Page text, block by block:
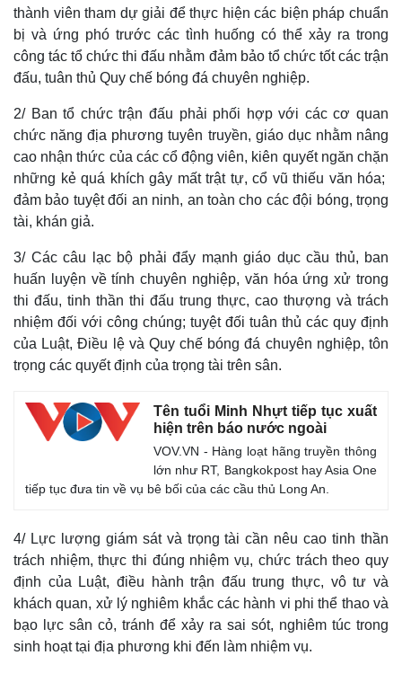
Thế giới
Cuộc sống đó đây
Hồ sơ
Ảnh
E-Magazine
Infographic
thành viên tham dự giải để thực hiện các biện pháp chuẩn
bị và ứng phó trước các tình huống có thể xảy ra trong
công tác tổ chức thi đấu nhằm đảm bảo tổ chức tốt các trận
đấu, tuân thủ Quy chế bóng đá chuyên nghiệp.
2/ Ban tổ chức trận đấu phải phối hợp với các cơ quan
chức năng địa phương tuyên truyền, giáo dục nhằm nâng
cao nhận thức của các cổ động viên, kiên quyết ngăn chặn
những kẻ quá khích gây mất trật tự, cổ vũ thiếu văn hóa;
đảm bảo tuyệt đối an ninh, an toàn cho các đội bóng, trọng
tài, khán giả.
3/ Các câu lạc bộ phải đẩy mạnh giáo dục cầu thủ, ban
huấn luyện về tính chuyên nghiệp, văn hóa ứng xử trong
thi đấu, tinh thần thi đấu trung thực, cao thượng và trách
nhiệm đối với công chúng; tuyệt đối tuân thủ các quy định
của Luật, Điều lệ và Quy chế bóng đá chuyên nghiệp, tôn
trọng các quyết định của trọng tài trên sân.
Tên tuổi Minh Nhựt tiếp tục xuất
hiện trên báo nước ngoài
VOV.VN - Hàng loạt hãng truyền thông
lớn như RT, Bangkokpost hay Asia One
tiếp tục đưa tin về vụ bê bối của các cầu thủ Long An.
4/ Lực lượng giám sát và trọng tài cần nêu cao tinh thần
trách nhiệm, thực thi đúng nhiệm vụ, chức trách theo quy
định của Luật, điều hành trận đấu trung thực, vô tư và
khách quan, xử lý nghiêm khắc các hành vi phi thể thao và
bạo lực sân cỏ, tránh để xảy ra sai sót, nghiêm túc trong
sinh hoạt tại địa phương khi đến làm nhiệm vụ.